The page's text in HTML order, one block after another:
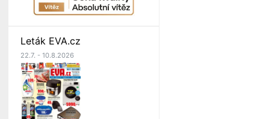
Leták EVA.cz
22.7. - 10.8.2026